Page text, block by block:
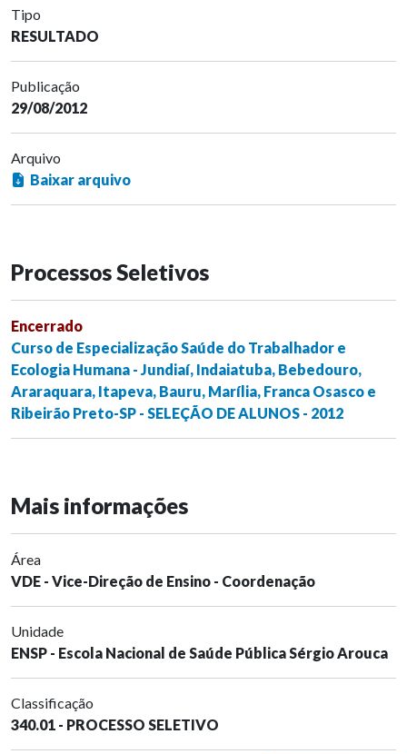
Tipo
RESULTADO
Publicação
29/08/2012
Arquivo
Baixar arquivo
Processos Seletivos
Encerrado
Curso de Especialização Saúde do Trabalhador e
Ecologia Humana - Jundiaí, Indaiatuba, Bebedouro,
Araraquara, Itapeva, Bauru, Marília, Franca Osasco e
Ribeirão Preto-SP - SELEÇÃO DE ALUNOS - 2012
Mais informações
Área
VDE - Vice-Direção de Ensino - Coordenação
Unidade
ENSP - Escola Nacional de Saúde Pública Sérgio Arouca
Classificação
340.01 - PROCESSO SELETIVO